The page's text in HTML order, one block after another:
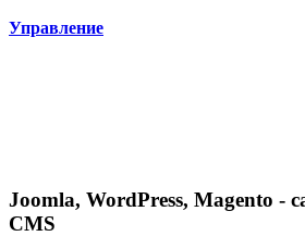
Управление
Joomla, WordPress, Magento -
CMS